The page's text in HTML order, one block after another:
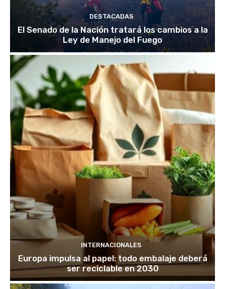
DESTACADAS
El Senado de la Nación tratará los cambios a la
Ley de Manejo del Fuego
INTERNACIONALES
Europa impulsa al papel: todo embalaje deberá
ser reciclable en 2030